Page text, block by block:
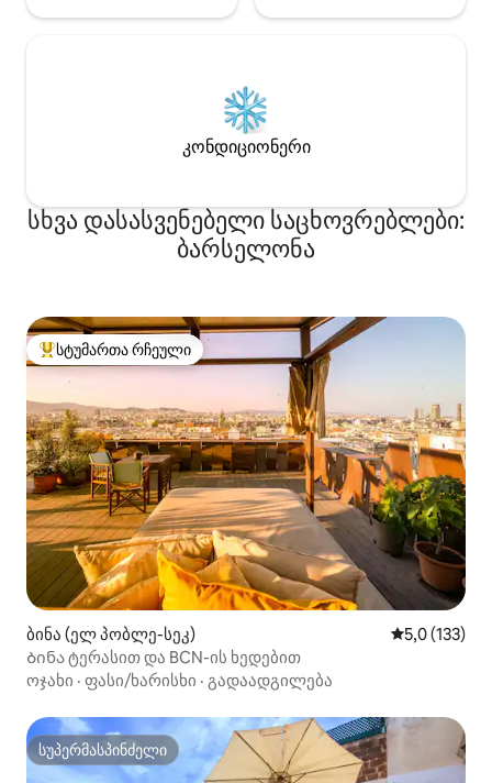
კონდიციონერი
სხვა დასასვენებელი საცხოვრებლები:
ბარსელონა
სტუმართა რჩეული მოწინავე ვარიანტი
სტუმართა რჩეული
ბინა (ელ პობლე-სეკ) საშუალო
5,0 (133)
Ბინა ტერასით და BCN-ის ხედებით
ოჯახი · ფასი/ხარისხი · გადაადგილება
სუპერმასპინძელი
სუპერმასპინძელი